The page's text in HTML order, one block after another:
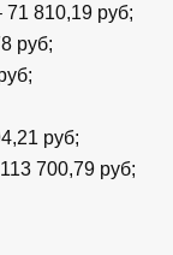
810,19 руб;
руб;
руб;
700,79 руб;